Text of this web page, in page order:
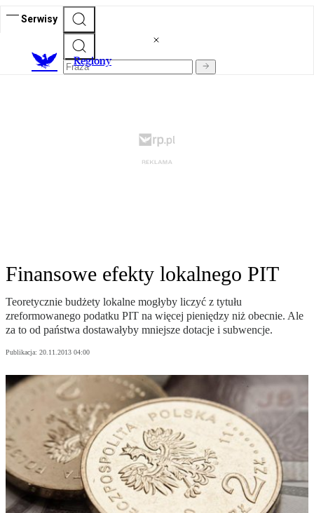
Serwisy
Regiony
Finansowe efekty lokalnego PIT
Teoretycznie budżety lokalne mogłyby liczyć z tytułu
zreformowanego podatku PIT na więcej pieniędzy niż obecnie. Ale
za to od państwa dostawałyby mniejsze dotacje i subwencje.
Publikacja: 20.11.2013 04:00